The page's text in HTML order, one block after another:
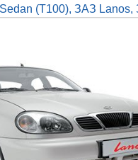
(T100), ЗАЗ